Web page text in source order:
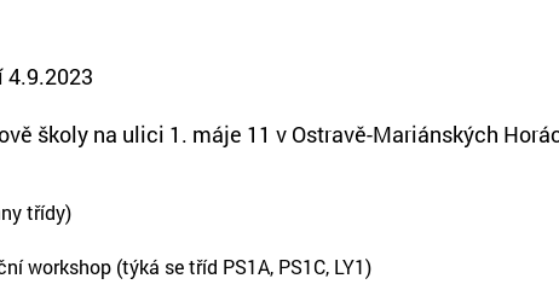
4.9.2023
školy na ulici 1. máje 11 v Ostravě-Mariánských
třídy)
workshop (týká se tříd PS1A, PS1C, LY1)